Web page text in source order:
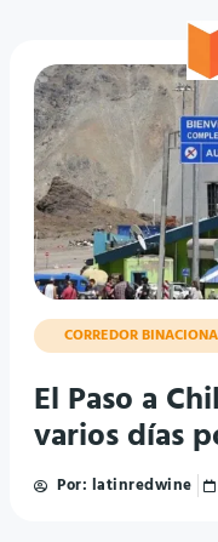
CORREDOR
El Paso a
varios días
Por: latinredwine